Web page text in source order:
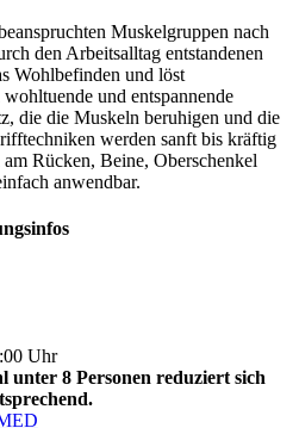
Muskelgruppen nach
den Arbeitsalltag entstandenen
Wohlbefinden und löst
und entspannende
die die Muskeln beruhigen und die
werden sanft bis kräftig
Rücken, Beine, Oberschenkel
anwendbar.
Uhr
unter 8 Personen reduziert sich